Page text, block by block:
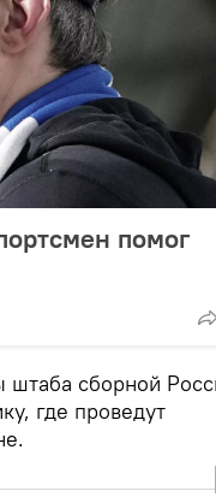
помог
штаба сборной
где проведут